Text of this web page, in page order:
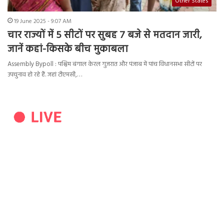
19 June 2025 - 9:07 AM
चार राज्यों में 5 सीटों पर सुबह 7 बजे से मतदान जारी,
जानें कहां-किसके बीच मुकाबला
Assembly Bypoll : पश्चिम बंगाल केरल गुजरात और पंजाब में पांच विधानसभा सीटों पर
उपचुनाव हो रहे हैं. जहां टीएमसी,…